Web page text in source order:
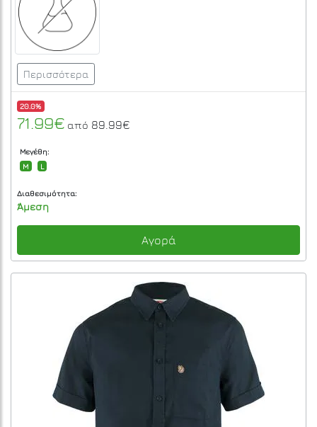
Περισσότερα
20.0%
71.99€ από 89.99€
Μεγέθη:
M
L
Διαθεσιμότητα:
Άμεση
Αγορά